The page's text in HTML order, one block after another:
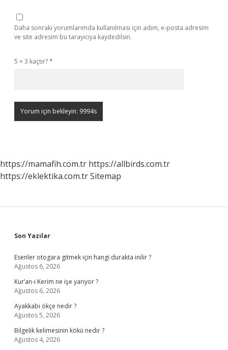
Daha sonraki yorumlarımda kullanılması için adım, e-posta adresim
ve site adresim bu tarayıcıya kaydedilsin.
5 + 3 kaçtır?*
https://mamafih.com.tr https://allbirds.com.tr
https://eklektika.com.trSitemap
Sidebar
Son Yazılar
Esenler otogara gitmek için hangi durakta inilir ?
Ağustos 6, 2026
Kur’an-ı Kerim ne işe yarıyor ?
Ağustos 6, 2026
Ayakkabı ökçe nedir ?
Ağustos 5, 2026
Bilgelik kelimesinin kökü nedir ?
Ağustos 4, 2026